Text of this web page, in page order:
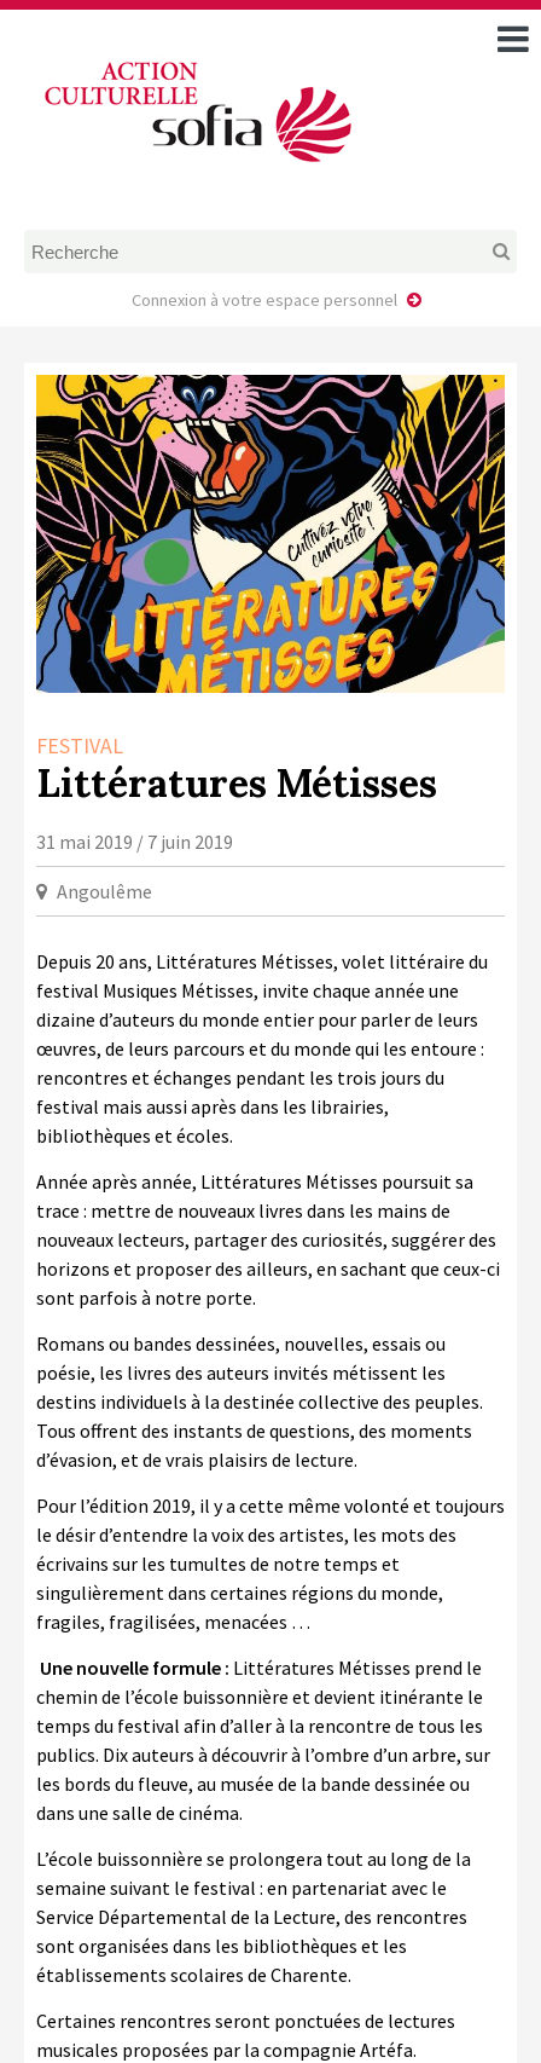
DOSSIERS DE DEMANDE
FAIRE UNE DEMANDE D’AIDE
MODÈLE D’ACCORD DE
PRESTATION
AUTEUR/PORTEUR DE
PROJET
LA COPIE PRIVÉE
NUMÉRIQUE
LA CULTURE AVEC LA COPIE
PRIVÉE
CONTACTS
Connexion à votre espace personnel
FESTIVAL
Littératures Métisses
31 mai 2019 / 7 juin 2019
Angoulême
Depuis 20 ans, Littératures Métisses, volet littéraire du
festival Musiques Métisses, invite chaque année une
dizaine d’auteurs du monde entier pour parler de leurs
œuvres, de leurs parcours et du monde qui les entoure :
rencontres et échanges pendant les trois jours du
festival mais aussi après dans les librairies,
bibliothèques et écoles.
Année après année, Littératures Métisses poursuit sa
trace : mettre de nouveaux livres dans les mains de
nouveaux lecteurs, partager des curiosités, suggérer des
horizons et proposer des ailleurs, en sachant que ceux-ci
sont parfois à notre porte.
Romans ou bandes dessinées, nouvelles, essais ou
poésie, les livres des auteurs invités métissent les
destins individuels à la destinée collective des peuples.
Tous offrent des instants de questions, des moments
d’évasion, et de vrais plaisirs de lecture.
Pour l’édition 2019, il y a cette même volonté et toujours
le désir d’entendre la voix des artistes, les mots des
écrivains sur les tumultes de notre temps et
singulièrement dans certaines régions du monde,
fragiles, fragilisées, menacées …
Une nouvelle formule : Littératures Métisses prend le
chemin de l’école buissonnière et devient itinérante le
temps du festival afin d’aller à la rencontre de tous les
publics. Dix auteurs à découvrir à l’ombre d’un arbre, sur
les bords du fleuve, au musée de la bande dessinée ou
dans une salle de cinéma.
L’école buissonnière se prolongera tout au long de la
semaine suivant le festival : en partenariat avec le
Service Départemental de la Lecture, des rencontres
sont organisées dans les bibliothèques et les
établissements scolaires de Charente.
Certaines rencontres seront ponctuées de lectures
musicales proposées par la compagnie Artéfa.